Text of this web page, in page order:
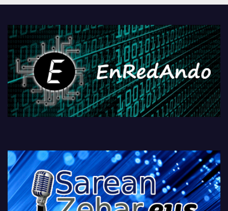
PlayStationeko bideojoko